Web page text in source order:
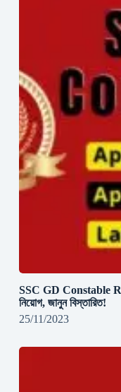
SSC GD Constable
নিয়োগ, জানুন বিস্তারিত!
25/11/2023